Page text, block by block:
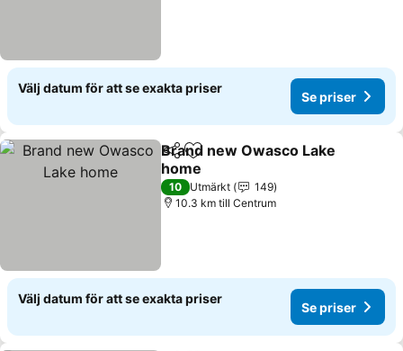
Välj datum för att se exakta priser
Se priser
Dela Lägg till i Mina Favoriter
Brand new Owasco Lake
home
10 Utmärkt
149
10.3 km till Centrum
Välj datum för att se exakta priser
Se priser